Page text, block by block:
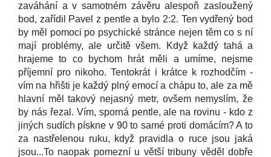
zaváhání a v samotném závěru alespoň zasloužený
bod, zařídil Pavel z pentle a bylo 2:2. Ten vydřený bod
by měl pomoci po psychické stránce nejen těm co s ní
mají problémy, ale určitě všem. Když každý tahá a
hrajeme to co bychom hrát měli a umíme, nejsme
příjemní pro nikoho. Tentokrát i krátce k rozhodčím -
vím na hřišti je každý plný emocí a chápu to, ale za mě
hlavní měl takový nejasný metr, ovšem nemyslím, že
by nás řezal. Vím, sporná pentle, ale na rovinu - kdo z
jiných sudích pískne v 90 to samé proti domácím? A to
za nastřelenou ruku, když pravidla o ruce jsou jaká
jsou...To naopak pomezní u větší tribuny věděl dobře